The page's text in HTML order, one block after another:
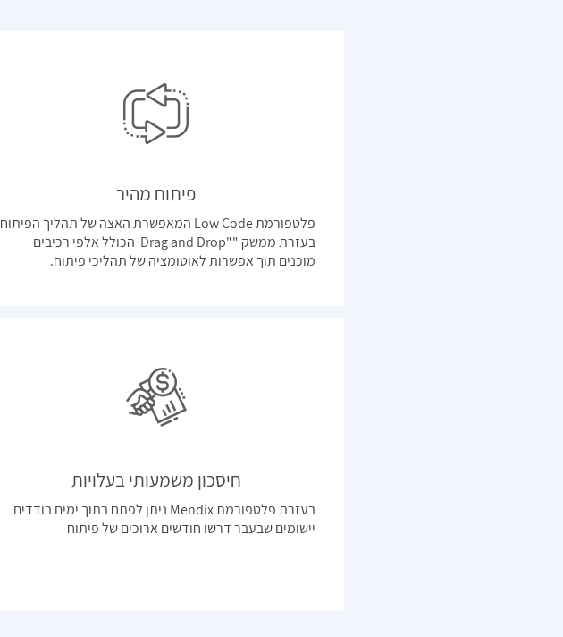
פיתוח מהיר
פלטפורמת Low Code המאפשרת האצה של תהליך הפיתוח
בעזרת ממשק ""Drag and Drop הכולל אלפי רכיבים
מוכנים תוך אפשרות לאוטומציה של תהליכי פיתוח.
חיסכון משמעותי בעלויות
בעזרת פלטפורמת Mendix ניתן לפתח בתוך ימים בודדים
יישומים שבעבר דרשו חודשים ארוכים של פיתוח